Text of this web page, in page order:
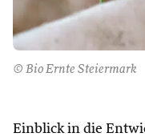
© Bio Ernte Steiermark
Einblick in die